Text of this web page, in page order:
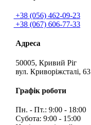
+38 (056) 462-09-23
+38 (067) 606-77-33
Адреса
50005, Кривий Ріг
вул. Криворіжсталі, 63
Графік роботи
Пн. - Пт.: 9:00 - 18:00
Субота: 9:00 - 15:00